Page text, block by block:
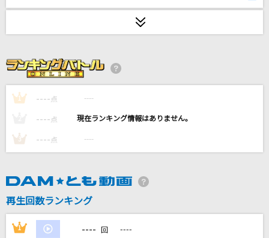
命のユースティティア
[生音]LOVE LOVE LOVE
DREAMS COME TRUE
須田景凪
スピッツ
1st Priority
メロキュア(岡崎律子&日向めぐみ)
1 ---- 点 ----
---- 点 ----
3 ---- 点 ----
再生回数ランキング
1 ---- 回 ----